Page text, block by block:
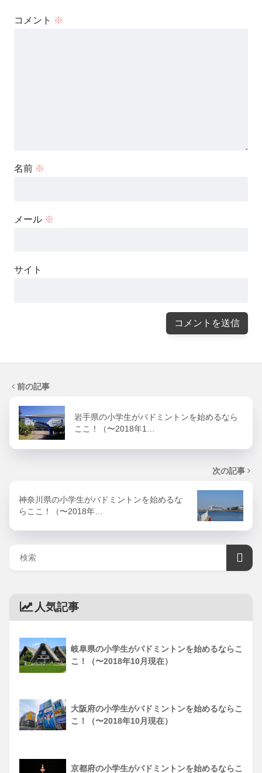
コメント ※
名前 ※
メール ※
サイト
前の記事
岩手県の小学生がバドミントンを始めるなら
ここ！（〜2018年1…
次の記事
神奈川県の小学生がバドミントンを始めるな
らここ！（〜2018年…
人気記事
岐阜県の小学生がバドミントンを始めるならこ
こ！（〜2018年10月現在）
大阪府の小学生がバドミントンを始めるならこ
こ！（〜2018年10月現在）
京都府の小学生がバドミントンを始めるならこ